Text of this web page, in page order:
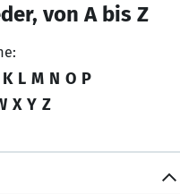
von A bis Z
K L M N O P
X Y Z